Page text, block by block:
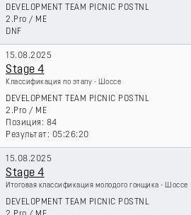
DEVELOPMENT TEAM PICNIC POSTNL
2.Pro / ME
DNF
15.08.2025
Stage 4
Классификация по этапу - Шоссе
DEVELOPMENT TEAM PICNIC POSTNL
2.Pro / ME
84
05:26:20
15.08.2025
Stage 4
Итоговая классификация молодого гонщика - Шоссе
DEVELOPMENT TEAM PICNIC POSTNL